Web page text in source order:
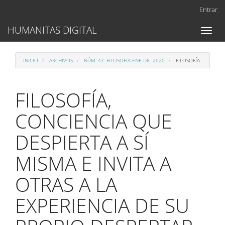
Contenido
principal
lateral
Entrar
Toggle
HUMANITAS DIGITAL
INICIO ARCHIVOS NÚM. 47: FILOSOFIA ENE-DIC 2020 FILOSOFÍA
FILOSOFÍA,
CONCIENCIA QUE
DESPIERTA A SÍ
MISMA E INVITA A
OTRAS A LA
EXPERIENCIA DE SU